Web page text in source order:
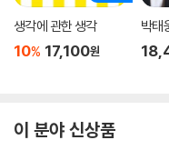
월 25만원으로 4차산업 부동
41 미국 행복산업 투자-반려
4차산업혁명의 끝엔? 인간
3┃ XLV ETF : S&P500에 포
기업에 분산투자
생각에 관한 생각
10% 17,100원
박태
이 분야 신상품